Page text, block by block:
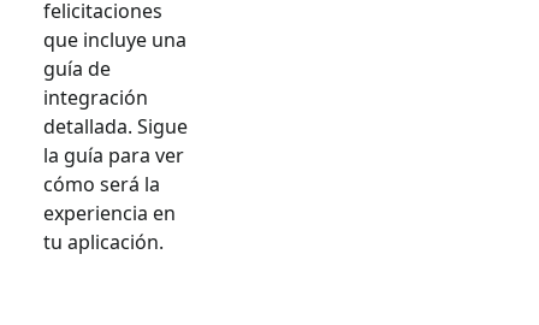
felicitaciones
que incluye una
guía de
integración
detallada. Sigue
la guía para ver
cómo será la
experiencia en
tu aplicación.